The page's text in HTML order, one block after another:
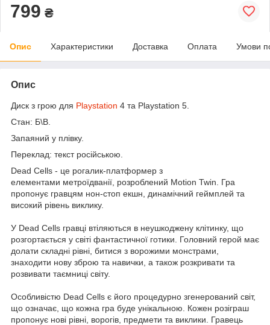
799 ₴
Опис Характеристики Доставка Оплата Умови
Опис
Диск з грою для Playstation 4 та Playstation 5.
Стан: Б\В.
Запаяний у плівку.
Переклад: текст російською.
Dead Cells - це рогалик-платформер з
елементами метроїдванії, розроблений Motion Twin. Гра
пропонує гравцям нон-стоп екшн, динамічний геймплей та
високий рівень виклику.
У Dead Cells гравці втіляються в неушкоджену клітинку, що
розгортається у світі фантастичної готики. Головний герой має
долати складні рівні, битися з ворожими монстрами,
знаходити нову зброю та навички, а також розкривати та
розвивати таємниці світу.
Особливістю Dead Cells є його процедурно згенерований світ,
що означає, що кожна гра буде унікальною. Кожен розіграш
пропонує нові рівні, ворогів, предмети та виклики. Гравець